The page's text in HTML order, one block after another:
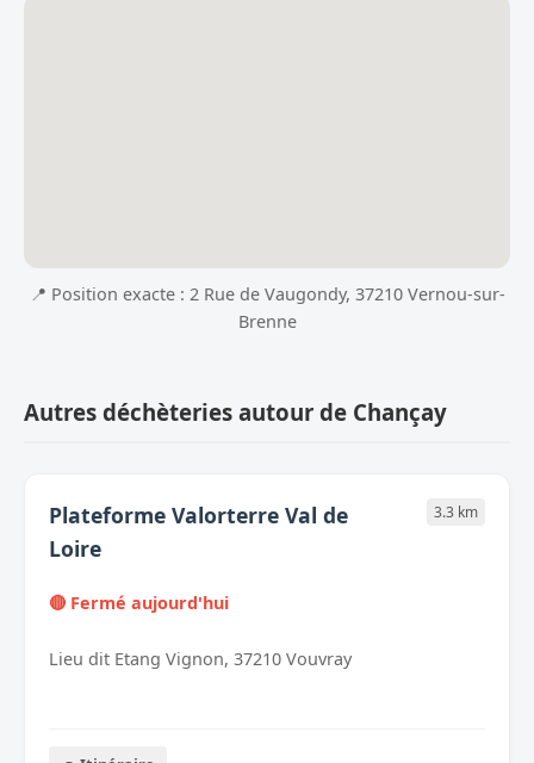
📍 Position exacte : 2 Rue de Vaugondy, 37210 Vernou-sur-
Brenne
Autres déchèteries autour de Chançay
Plateforme Valorterre Val de
Loire
3.3 km
🔴 Fermé aujourd'hui
Lieu dit Etang Vignon, 37210 Vouvray